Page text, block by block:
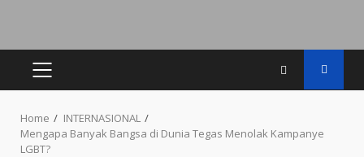
Home
INTERNASIONAL
Mengapa Banyak Bangsa di Dunia Tegas Menolak Kampanye
LGBT?